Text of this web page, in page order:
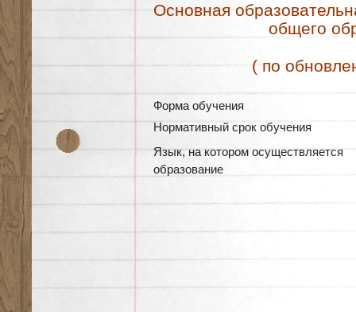
Основная
общего
( по
Форма обучения
Нормативный срок обучения
Язык, на котором осуществляется
образование